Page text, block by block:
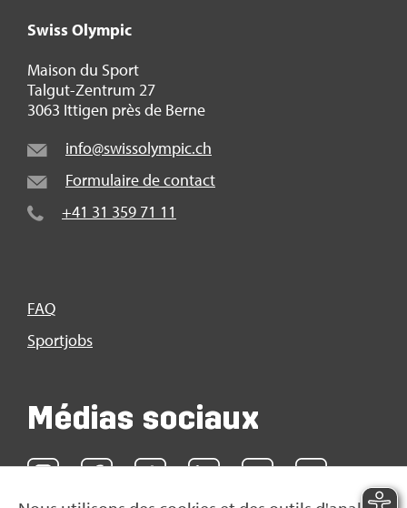
Swiss Olym­pic
Mai­son du Sport
Tal­gut-Zen­trum 27
3063 Itti­gen près de Berne
info@​swi​ssol​ympi​c.​ch
For­mu­laire de contact
+41 31 359 71 11
FAQ
Sport­jobs
Médias sociaux